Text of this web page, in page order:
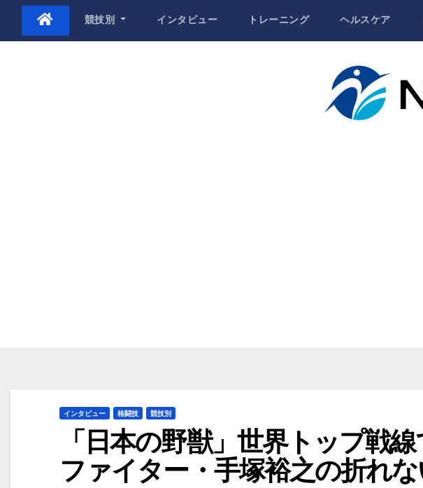
Skip
content
競技別 インタビュー トレーニング ヘルスケア
インタビュー 格闘技 競技別
「日本の野獣」世界トップ戦
ファイター・手塚裕之の折れ